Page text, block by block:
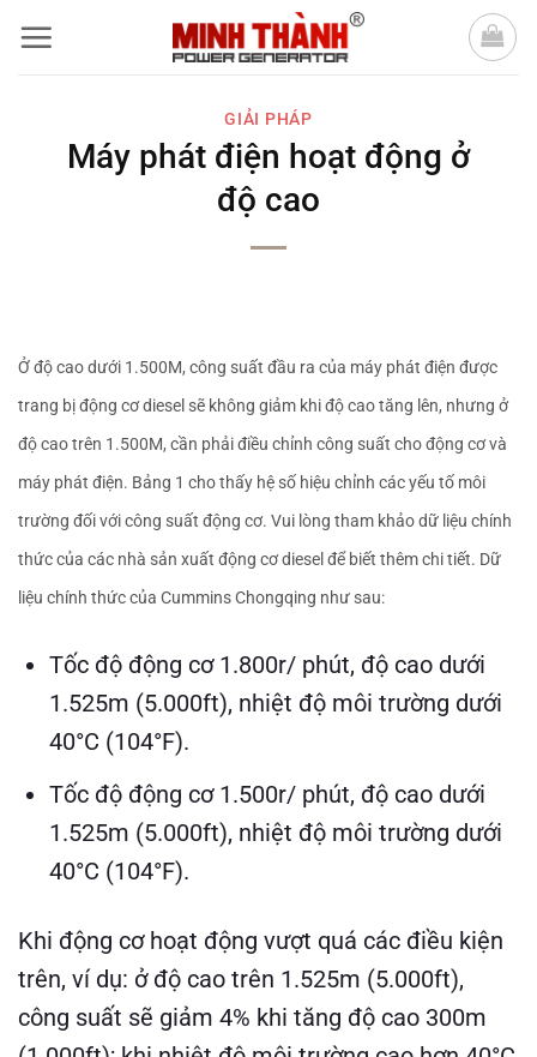
qua
GIẢI PHÁP
Máy phát điện hoạt động ở
độ cao
Ở độ cao dưới 1.500M, công suất đầu ra của máy phát điện được
trang bị động cơ diesel sẽ không giảm khi độ cao tăng lên, nhưng ở
độ cao trên 1.500M, cần phải điều chỉnh công suất cho động cơ và
máy phát điện. Bảng 1 cho thấy hệ số hiệu chỉnh các yếu tố môi
trường đối với công suất động cơ. Vui lòng tham khảo dữ liệu chính
thức của các nhà sản xuất động cơ diesel để biết thêm chi tiết. Dữ
liệu chính thức của Cummins Chongqing như sau:
Tốc độ động cơ 1.800r/ phút, độ cao dưới
1.525m (5.000ft), nhiệt độ môi trường dưới
40°C (104°F).
Tốc độ động cơ 1.500r/ phút, độ cao dưới
1.525m (5.000ft), nhiệt độ môi trường dưới
40°C (104°F).
Khi động cơ hoạt động vượt quá các điều kiện
trên, ví dụ: ở độ cao trên 1.525m (5.000ft),
công suất sẽ giảm 4% khi tăng độ cao 300m